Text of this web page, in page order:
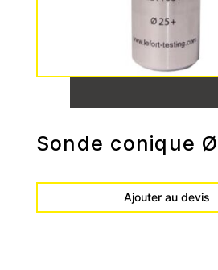
Sonde conique
Ajouter au devis